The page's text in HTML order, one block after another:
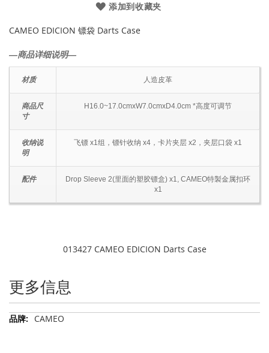
添加到收藏夹
CAMEO EDICION 镖袋 Darts Case
―商品详细说明―
材质 人造皮革
商品尺
寸
H16.0~17.0cmxW7.0cmxD4.0cm *高度可调节
收纳说
明
飞镖 x1组，镖针收纳 x4，卡片夹层 x2，夹层口袋 x1
配件
Drop Sleeve 2(里面的塑胶镖盒) x1, CAMEO特製金属扣环
x1
013427 CAMEO EDICION Darts Case
更多信息
更
CAMEO